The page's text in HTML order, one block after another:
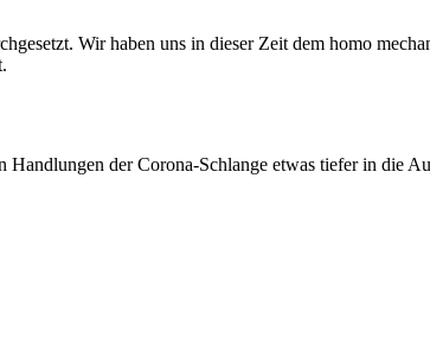
Wir haben uns in dieser Zeit dem homo
der Corona-Schlange etwas tiefer in die